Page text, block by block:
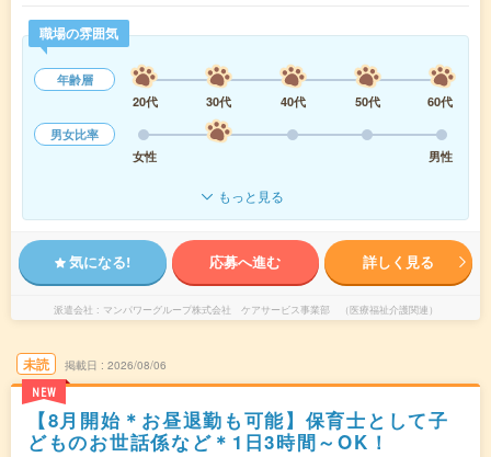
職場の雰囲気
年齢層
20代
30代 40代 50代
60代
男女比率
女性
男性
もっと見る
気になる! 応募へ進む 詳しく見る
派遣会社 マンパワーグループ株式会社 ケアサービス事業部 （医療福祉介護関連）
未読
NEW
掲載日 2026/08/06
【8月開始＊お昼退勤も可能】保育士として子
どものお世話係など＊1日3時間～OK！